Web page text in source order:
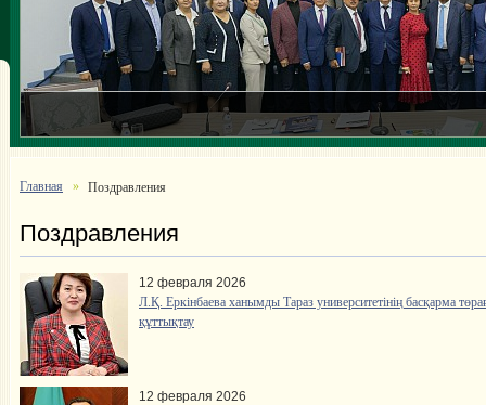
Главная Поздравления
Поздравления
12 февраля 2026
Л.Қ. Еркінбаева ханымды Тараз университетінің басқарма
құттықтау
12 февраля 2026